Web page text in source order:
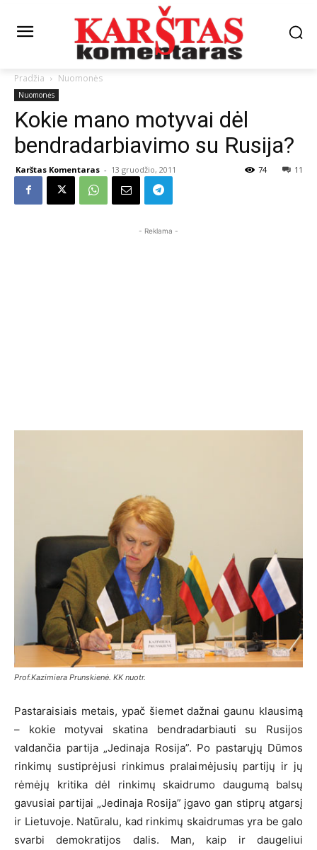
Pradžia Nuomonės
Nuomonės
Kokie mano motyvai dėl
bendradarbiavimo su Rusija?
Karštas Komentaras - 13 gruodžio, 2011 11
74
- Reklama -
Prof.Kazimiera Prunskienė. KK nuotr.
Pastaraisiais metais, ypač šiemet dažnai gaunu klausimą
– kokie motyvai skatina bendradarbiauti su Rusijos
valdančia partija „Jedinaja Rosija”. Po pastarųjų Dūmos
rinkimų sustiprėjusi rinkimus pralaimėjusių partijų ir jų
rėmėjų kritika dėl rinkimų skaidrumo daugumą balsų
gavusiai partijai „Jedinaja Rosija” įgavo gan stiprų atgarsį
ir Lietuvoje. Natūralu, kad rinkimų skaidrumas yra be galo
svarbi demokratijos dalis. Man, kaip ir daugeliui